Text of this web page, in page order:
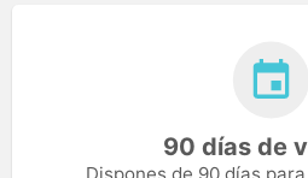
90 días de